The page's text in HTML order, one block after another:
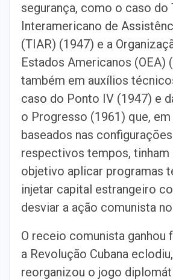
segurança, como o caso do
Interamericano de
(TIAR) (1947) e a
Estados Americanos (OEA)
também em auxílios
caso do Ponto IV (1947) e
o Progresso (1961) que, em
baseados nas
respectivos tempos,
objetivo aplicar programas
injetar capital estrangeiro
desviar a ação comunista
O receio comunista ganhou
a Revolução Cubana
reorganizou o jogo